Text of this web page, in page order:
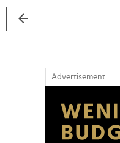
Advertisement